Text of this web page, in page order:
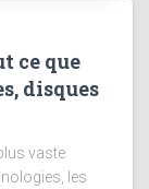
ce que
disques
vaste
les